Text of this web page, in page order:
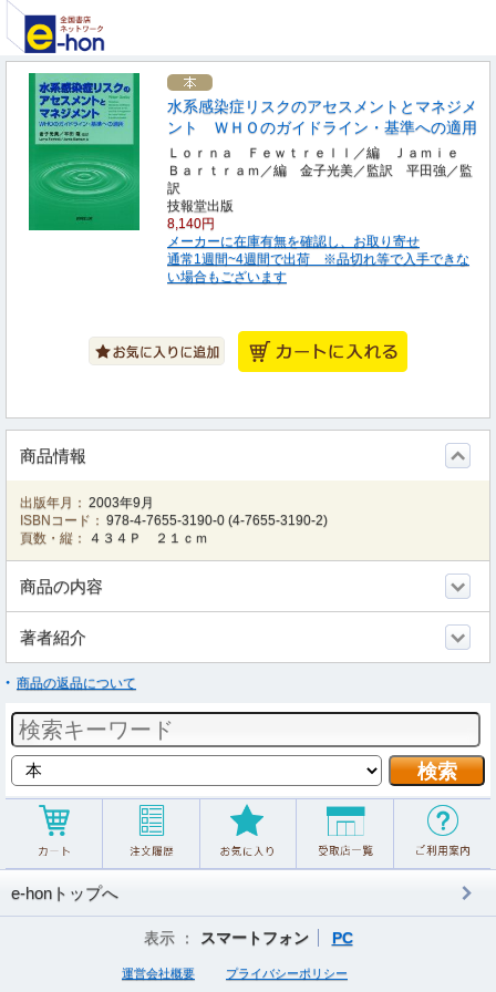
水系感染症リスクのアセスメントとマネジメ
ント ＷＨＯのガイドライン・基準への適用
Ｌｏｒｎａ Ｆｅｗｔｒｅｌｌ／編 Ｊａｍｉｅ
Ｂａｒｔｒａｍ／編 金子光美／監訳 平田強／監
訳
技報堂出版
8,140円
メーカーに在庫有無を確認し、お取り寄せ
通常1週間~4週間で出荷 ※品切れ等で入手できな
い場合もございます
商品情報
出版年月： 2003年9月
ISBNコード： 978-4-7655-3190-0 (4-7655-3190-2)
頁数・縦：
４３４Ｐ ２１ｃｍ
商品の内容
著者紹介
商品の返品について
e-honトップへ
表示 ： スマートフォン PC
運営会社概要 プライバシーポリシー